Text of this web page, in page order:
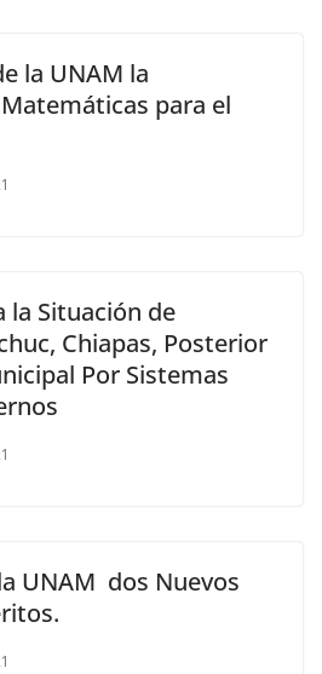
la UNAM la
para el
la Situación de
Chiapas, Posterior
Por Sistemas
UNAM dos Nuevos